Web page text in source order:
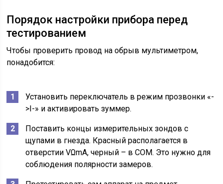
Порядок настройки прибора перед
тестированием
Чтобы проверить провод на обрыв мультиметром,
понадобится:
Установить переключатель в режим прозвонки «-
>Ι-» и активировать зуммер.
Поставить концы измерительных зондов с
щупами в гнезда. Красный располагается в
отверстии VΩmA, черный – в СОМ. Это нужно для
соблюдения полярности замеров.